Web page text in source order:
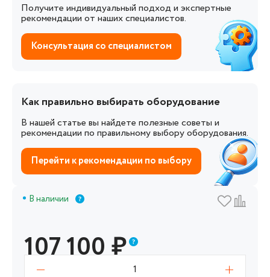
Получите индивидуальный подход и экспертные
рекомендации от наших специалистов.
Консультация со специалистом
Как правильно выбирать оборудование
В нашей статье вы найдете полезные советы и
рекомендации по правильному выбору оборудования.
Перейти к рекомендации по выбору
В наличии
107 100₽
1